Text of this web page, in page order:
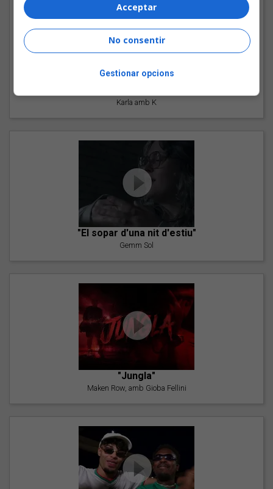
Karla amb K
"El sopar d'una nit d'estiu"
Gemm Sol
"Jungla"
Maken Row, amb Gioba Fellini
Acceptar
No consentir
Gestionar opcions